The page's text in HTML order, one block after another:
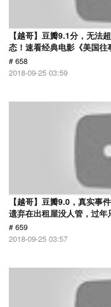
【越哥】豆瓣9.1分，无法
态！速看经典电影《美国往
# 658
2018-09-25 03:59
【越哥】豆瓣9.0，真实事
遗弃在出租屋没人管，过年
# 659
2018-09-25 03:57